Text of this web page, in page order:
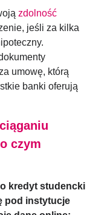
zdolność
jeśli za kilka
umowę, którą
banki oferują
czym
kredyt studencki
pod instytucje